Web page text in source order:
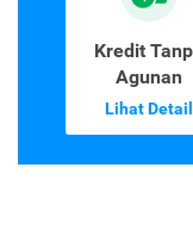
Kredit
Agunan
Lihat Detail